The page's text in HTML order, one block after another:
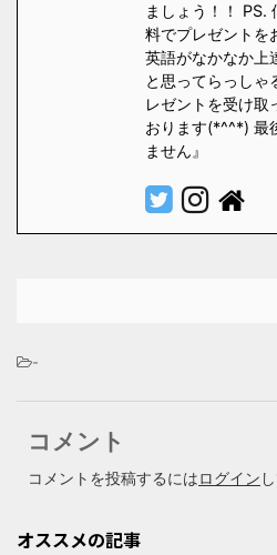
ましょう！！ PS.
料でプレゼントを
英語がなかなか上
と思ってらっしゃ
レゼントを受け取
おります(*^^*) 最
ません』
-
コメント
コメントを投稿するにはログイン
オススメの記事